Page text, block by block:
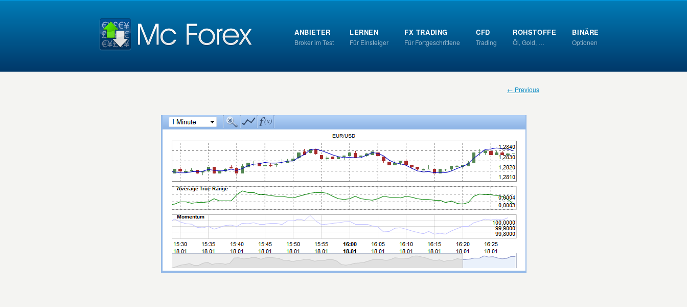
ANBIETER
Broker im Test
LERNEN
Für Einsteiger
FX TRADING
Für Fortgeschrittene
CFD
Trading
ROHSTOFFE
Öl, Gold, …
BINÄRE
Optionen
← Previous